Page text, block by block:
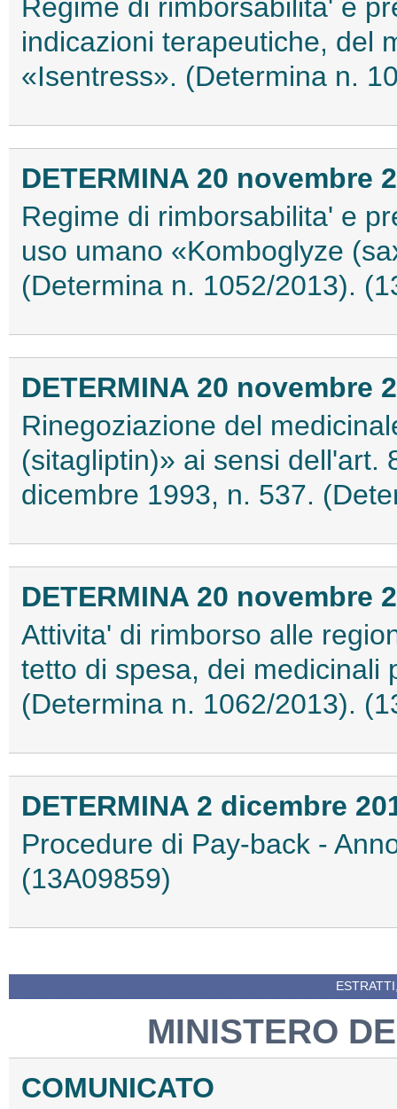
Regime di rimborsabilita' e
indicazioni terapeutiche, del
«Isentress». (Determina n.
DETERMINA 20 novembre
Regime di rimborsabilita' e
uso umano «Komboglyze
(Determina n. 1052/2013).
DETERMINA 20 novembre
Rinegoziazione del
(sitagliptin)» ai sensi dell'art.
dicembre 1993, n. 537.
DETERMINA 20 novembre
Attivita' di rimborso alle
tetto di spesa, dei medicinali
(Determina n. 1062/2013).
DETERMINA 2 dicembre
Procedure di Pay-back -
(13A09859)
MINISTERO
COMUNICATO